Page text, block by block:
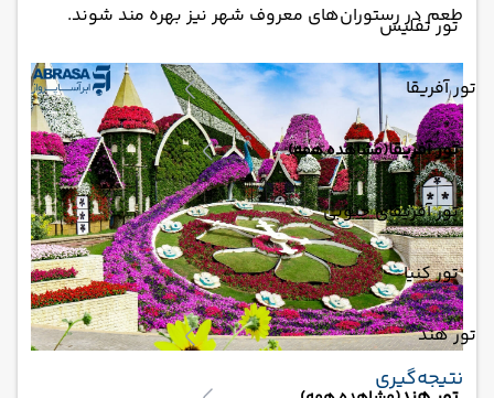
تور تفلیس
تور آفریقا
تور آفریقا(مشاهده همه)
تور آفریقای جنوبی
تور کنیا
تور هند
طعم در رستوران‌های معروف شهر نیز بهره مند شوند.
نتیجه‌گیری